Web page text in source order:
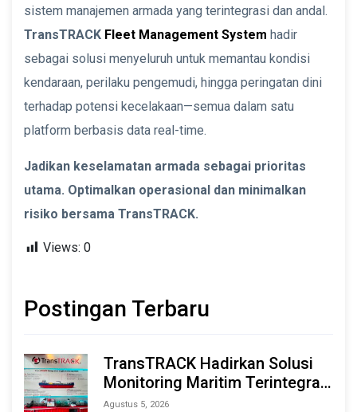
sistem manajemen armada yang terintegrasi dan andal.
TransTRACK Fleet Management System hadir
sebagai solusi menyeluruh untuk memantau kondisi
kendaraan, perilaku pengemudi, hingga peringatan dini
terhadap potensi kecelakaan—semua dalam satu
platform berbasis data real-time.
Jadikan keselamatan armada sebagai prioritas
utama. Optimalkan operasional dan minimalkan
risiko bersama TransTRACK.
Views: 0
Postingan Terbaru
TransTRACK Hadirkan Solusi
Monitoring Maritim Terintegrasi
Berbasis AI & IoT di Indonesia
Agustus 5, 2026